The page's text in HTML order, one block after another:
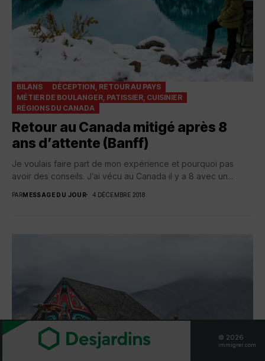
BILANS
DÉCEPTION, RETOUR AU PAYS
MÉTIER DE BOULANGER, PATISSIER, CUISINIER
RÉGIONS DU CANADA
Retour au Canada mitigé après 8
ans d’attente (Banff)
Je voulais faire part de mon expérience et pourquoi pas
avoir des conseils. J’ai vécu au Canada il y a 8 avec un...
PARMESSAGE DU JOUR 4 DÉCEMBRE 2018
© 2026
immigrer.com